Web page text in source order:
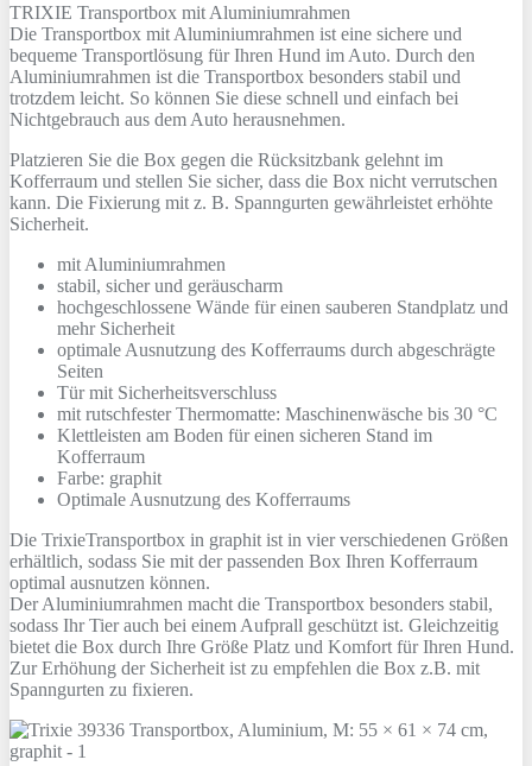
TRIXIE Transportbox mit Aluminiumrahmen
Die Transportbox mit Aluminiumrahmen ist eine sichere und
bequeme Transportlösung für Ihren Hund im Auto. Durch den
Aluminiumrahmen ist die Transportbox besonders stabil und
trotzdem leicht. So können Sie diese schnell und einfach bei
Nichtgebrauch aus dem Auto herausnehmen.
Platzieren Sie die Box gegen die Rücksitzbank gelehnt im
Kofferraum und stellen Sie sicher, dass die Box nicht verrutschen
kann. Die Fixierung mit z. B. Spanngurten gewährleistet erhöhte
Sicherheit.
mit Aluminiumrahmen
stabil, sicher und geräuscharm
hochgeschlossene Wände für einen sauberen Standplatz und
mehr Sicherheit
optimale Ausnutzung des Kofferraums durch abgeschrägte
Seiten
Tür mit Sicherheitsverschluss
mit rutschfester Thermomatte: Maschinenwäsche bis 30 °C
Klettleisten am Boden für einen sicheren Stand im
Kofferraum
Farbe: graphit
Optimale Ausnutzung des Kofferraums
Die TrixieTransportbox in graphit ist in vier verschiedenen Größen
erhältlich, sodass Sie mit der passenden Box Ihren Kofferraum
optimal ausnutzen können.
Der Aluminiumrahmen macht die Transportbox besonders stabil,
sodass Ihr Tier auch bei einem Aufprall geschützt ist. Gleichzeitig
bietet die Box durch Ihre Größe Platz und Komfort für Ihren Hund.
Zur Erhöhung der Sicherheit ist zu empfehlen die Box z.B. mit
Spanngurten zu fixieren.